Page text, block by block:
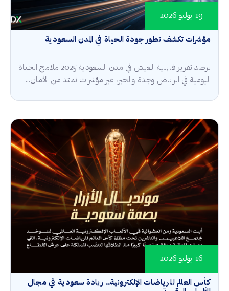
مؤشرات تكشف تطور جودة الحياة في المدن السعودية
19 يوليو 2026
يرصد تقرير قابلية العيش في مدن السعودية 2025 ملامح الحياة
اليومية في الرياض وجدة والخبر، عبر مؤشرات تمتد من الأمان...
كأس العالم للرياضات الإلكترونية.. ريادة سعودية في مجال
16 يوليو 2026